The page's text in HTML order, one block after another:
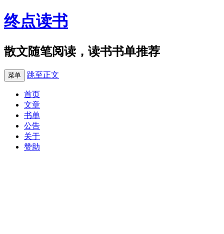
终点读书
散文随笔阅读，读书书单推荐
菜单 跳至正文
首页
文章
书单
公告
关于
赞助